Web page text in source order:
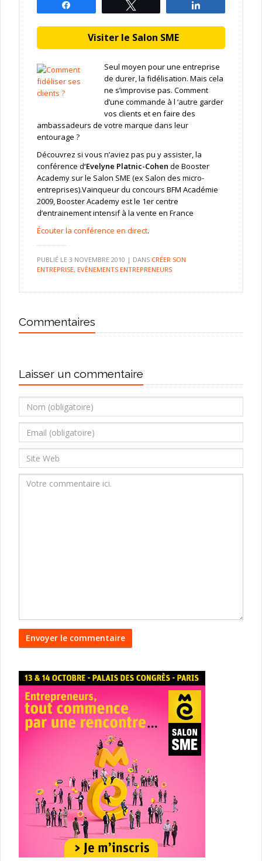
Visiter le Salon SME
Seul moyen pour une entreprise
de durer, la fidélisation. Mais cela
ne s’improvise pas. Comment
d’une commande à l ‘autre garder
vos clients et en faire des
ambassadeurs de votre marque dans leur
entourage ?
Découvrez si vous n’aviez pas pu y assister, la
conférence d‘Evelyne Platnic-Cohen de Booster
Academy sur le Salon SME (ex Salon des micro-
entreprises).Vainqueur du concours BFM Académie
2009, Booster Academy est le 1er centre
d’entrainement intensif à la vente en France
Écouter la conférence en direct.
PUBLIÉ LE 3 NOVEMBRE 2010 | DANS CRÉER SON
ENTREPRISE, EVÈNEMENTS ENTREPRENEURS
Commentaires
Laisser un commentaire